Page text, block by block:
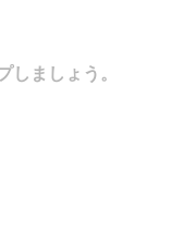
ましょう。